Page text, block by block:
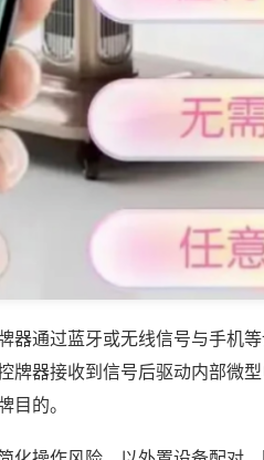
器通过蓝牙或无线信号与手机
牌器接收到信号后驱动内部微
目的。